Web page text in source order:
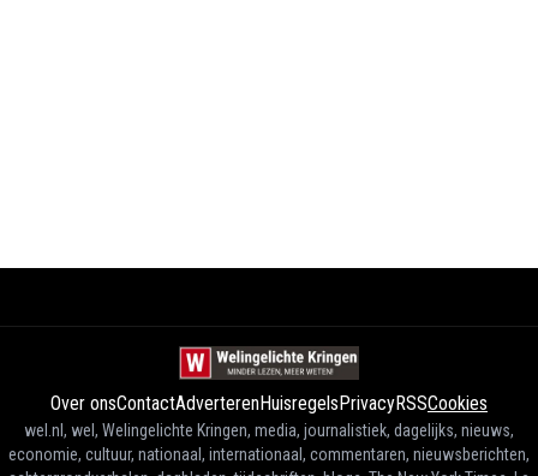
Over onsContactAdverterenHuisregelsPrivacyRSSCookies
wel.nl, wel, Welingelichte Kringen, media, journalistiek, dagelijks, nieuws,
economie, cultuur, nationaal, internationaal, commentaren, nieuwsberichten,